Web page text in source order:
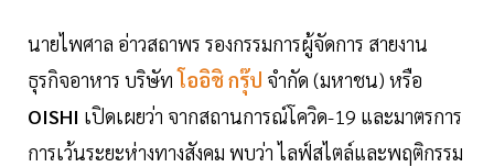
นายไพศาล อ่าวสถาพร รองกรรมการผู้จัดการ สายงาน
ธุรกิจอาหาร บริษัทโออิชิ กรุ๊ป จำกัด (มหาชน) หรือ
OISHI เปิดเผยว่า จากสถานการณ์โควิด-19 และมาตรการ
การเว้นระยะห่างทางสังคม พบว่า ไลฟ์สไตล์และพฤติกรรม